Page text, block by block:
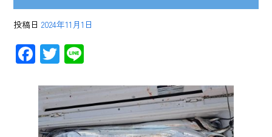
投稿日 2024年11月1日
F
e
b
T
tt
er